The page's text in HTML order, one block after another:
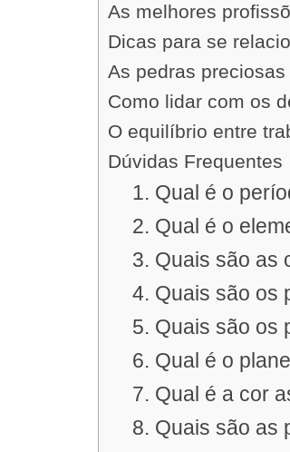
As melhores
Dicas para se
As pedras
Como lidar com os
O equilíbrio entre
Dúvidas Frequentes
1. Qual é o
2. Qual é o
3. Quais são as
4. Quais são os
5. Quais são os
6. Qual é o
7. Qual é a cor
8. Quais são as